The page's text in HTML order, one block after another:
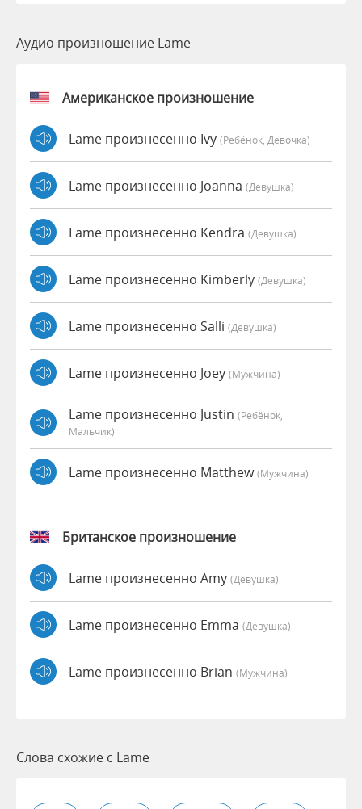
Аудио произношение Lame
Американское произношение
Lame произнесенно Ivy (Ребёнок, Девочка)
Lame произнесенно Joanna (девушка)
Lame произнесенно Kendra (девушка)
Lame произнесенно Kimberly (девушка)
Lame произнесенно Salli (девушка)
Lame произнесенно Joey (мужчина)
Lame произнесенно Justin (Ребёнок,
Мальчик)
Lame произнесенно Matthew(мужчина)
Британское произношение
Lame произнесенно Amy (девушка)
Lame произнесенно Emma (девушка)
Lame произнесенно Brian (мужчина)
Слова схожие с Lame